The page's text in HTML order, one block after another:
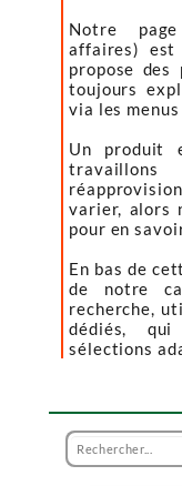
Notre
affaires) est
propose
toujours
via les
Un produit
varier, alors
pour en
En bas de
de notre
recherche,
dédiés,
sélections